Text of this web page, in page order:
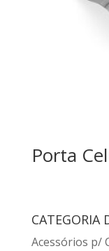
Porta
CATEGORIA
Acessórios p/